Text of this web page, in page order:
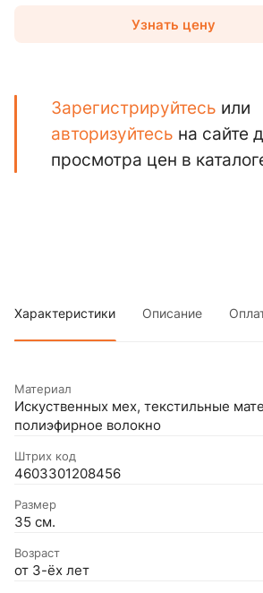
Узнать цену
Зарегистрируйтесь или
авторизуйтесь на сайте
просмотра цен в
Характеристики Описание
Материал
Искуственных мех, текстильные
полиэфирное волокно
Штрих код
4603301208456
Размер
35 см.
Возраст
от 3-ёх лет